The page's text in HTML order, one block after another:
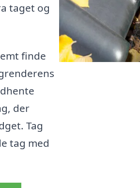
taget og
finde
der
Tag
tag med